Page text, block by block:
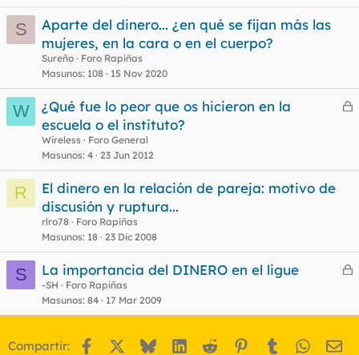
S
Aparte del dinero... ¿en qué se fijan más las
mujeres, en la cara o en el cuerpo?
Sureño
Foro Rapiñas
Masunos 108 15 Nov 2020
W
C
a
¿Qué fue lo peor que os hicieron en la
escuela o el instituto?
Wireless
Foro General
Masunos 4 23 Jun 2012
R
El dinero en la relación de pareja: motivo de
discusión y ruptura...
rlro78
Foro Rapiñas
Masunos 18 23 Dic 2008
S
C
r
La importancia del DINERO en el ligue
-SH
Foro Rapiñas
Masunos 84 17 Mar 2009
Compartir: Facebook BlueskyLinkedIn
Reddit Pinterest
Tumblr